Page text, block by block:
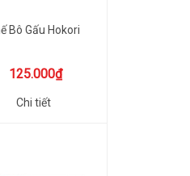
Bô Gấu Hokori
125.000₫
Chi tiết